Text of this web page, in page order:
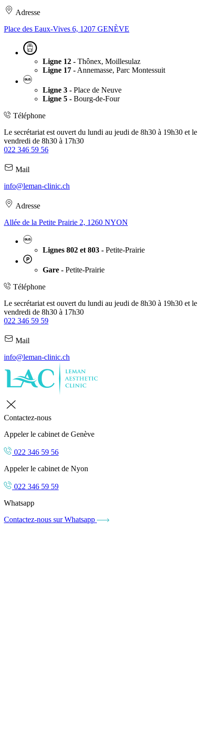
Adresse
Place des Eaux-Vives 6, 1207 GENÈVE
Ligne 12 - Thônex, Moillesulaz
Ligne 17 - Annemasse, Parc Montessuit
Ligne 3 - Place de Neuve
Ligne 5 - Bourg-de-Four
Téléphone
Le secrétariat est ouvert du lundi au jeudi de 8h30 à 19h30 et le
vendredi de 8h30 à 17h30
022 346 59 56
Mail
info@leman-clinic.ch
Adresse
Allée de la Petite Prairie 2, 1260 NYON
Lignes 802 et 803 - Petite-Prairie
Gare - Petite-Prairie
Téléphone
Le secrétariat est ouvert du lundi au jeudi de 8h30 à 19h30 et le
vendredi de 8h30 à 17h30
022 346 59 59
Mail
info@leman-clinic.ch
Contactez-nous
Appeler le cabinet de Genève
022 346 59 56
Appeler le cabinet de Nyon
022 346 59 59
Whatsapp
Contactez-nous sur Whatsapp